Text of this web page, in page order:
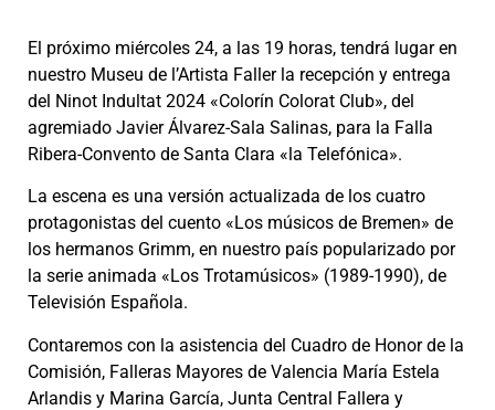
El próximo miércoles 24, a las 19 horas, tendrá lugar en
nuestro Museu de l’Artista Faller la recepción y entrega
del Ninot Indultat 2024 «Colorín Colorat Club», del
agremiado Javier Álvarez-Sala Salinas, para la Falla
Ribera-Convento de Santa Clara «la Telefónica».
La escena es una versión actualizada de los cuatro
protagonistas del cuento «Los músicos de Bremen» de
los hermanos Grimm, en nuestro país popularizado por
la serie animada «Los Trotamúsicos» (1989-1990), de
Televisión Española.
Contaremos con la asistencia del Cuadro de Honor de la
Comisión, Falleras Mayores de Valencia María Estela
Arlandis y Marina García, Junta Central Fallera y